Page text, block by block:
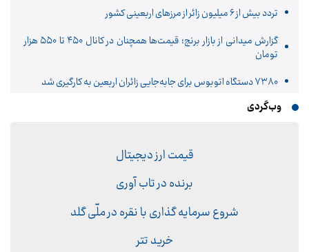
تردد بیش از ۶ میلیون زائر از مرزهای اربعینی کشور
گزارش میدانی از بازار برنج؛ قیمت‌ها همچنان در کانال ۴۵۰ تا ۵۵۰ هزار
تومان
۷۳۸۰ دستگاه اتوبوس برای جابه‌جایی زائران اربعین به‌ کارگیری شد
وب‌گردی
قیمت ارز دیجیتال
برنده در تاب آوری
شروع سرمایه گذاری با نقره در ملّی گلد
خرید تتر